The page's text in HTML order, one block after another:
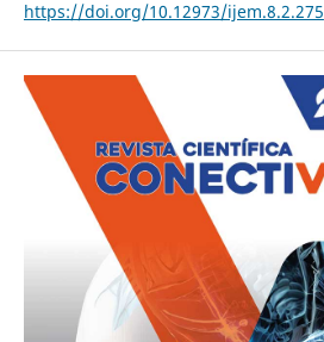
https://doi.org/10.12973/ijem.8.2.275